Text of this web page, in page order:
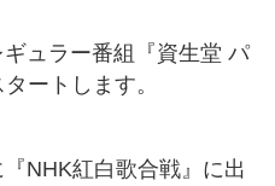
ュラー番組『資生堂 パ
ートします。
NHK紅白歌合戦』に出